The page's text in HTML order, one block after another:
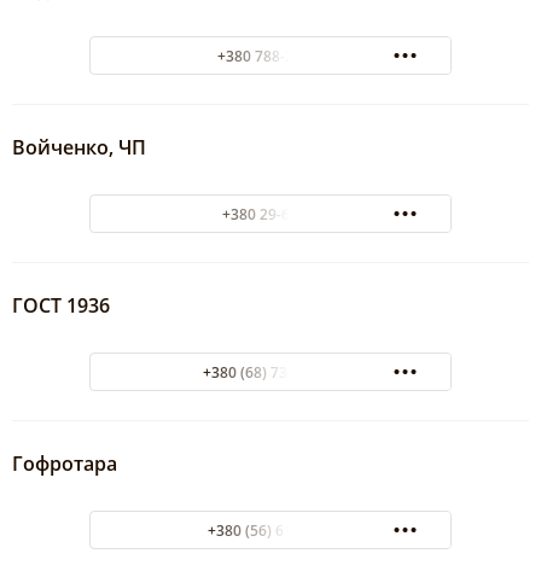
+380 788-21-21
Войченко, ЧП
+380 29-64-35
ГОСТ 1936
+380 (68) 734-44-55
Гофротара
+380 (56) 6181609